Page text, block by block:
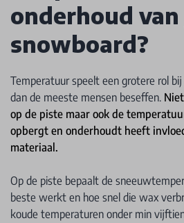
onderhoud van
snowboard?
Temperatuur speelt een grotere rol
dan de meeste mensen beseffen.
op de piste maar ook de
opbergt en onderhoudt heeft
materiaal.
Op de piste bepaalt de
beste werkt en hoe snel die wax
koude temperaturen onder min